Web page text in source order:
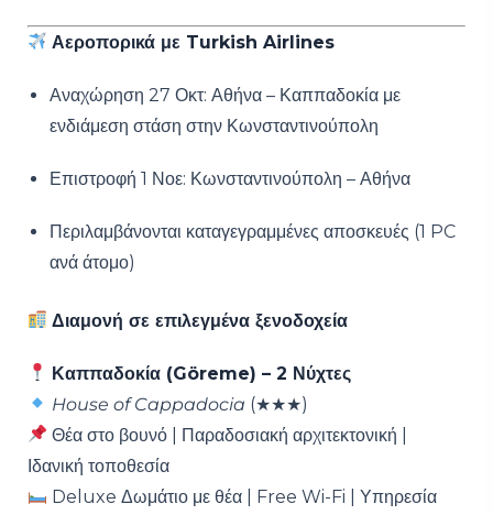
Αεροπορικά με Turkish Airlines
Αναχώρηση 27 Οκτ: Αθήνα – Καππαδοκία με
ενδιάμεση στάση στην Κωνσταντινούπολη
Επιστροφή 1 Νοε: Κωνσταντινούπολη – Αθήνα
Περιλαμβάνονται καταγεγραμμένες αποσκευές (1 PC
ανά άτομο)
Διαμονή σε επιλεγμένα ξενοδοχεία
Καππαδοκία (Göreme) – 2 Νύχτες
House of Cappadocia (★★★)
Θέα στο βουνό | Παραδοσιακή αρχιτεκτονική |
Ιδανική τοποθεσία
Deluxe Δωμάτιο με θέα | Free Wi-Fi | Υπηρεσία